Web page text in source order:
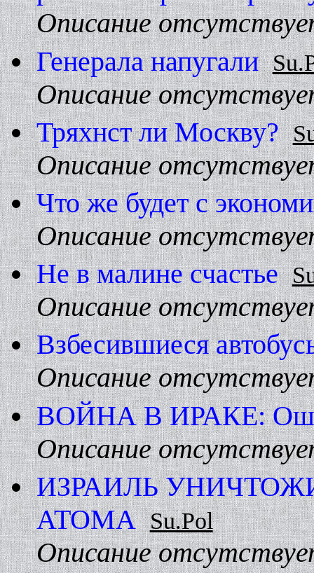
Описание
Генерала напугали
Описание
Тряхнст ли Москву?
Описание
Что же будет с
Описание
Hе в малине счастье
Описание
Взбесившиеся
Описание
ВОЙHА В ИРАКЕ:
Описание
ИЗРАИЛЬ
АТОМА Su.Pol
Описание